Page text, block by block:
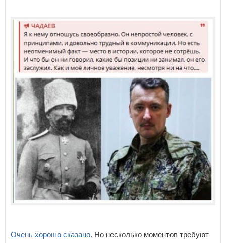
Очень хорошо сказано. Но несколько моментов требуют